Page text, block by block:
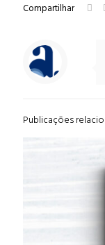
Compartilhar
Publicações